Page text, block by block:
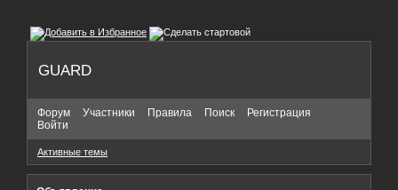
GUARD
Форум Участники Правила Поиск
Регистрация
Войти
Активные темы